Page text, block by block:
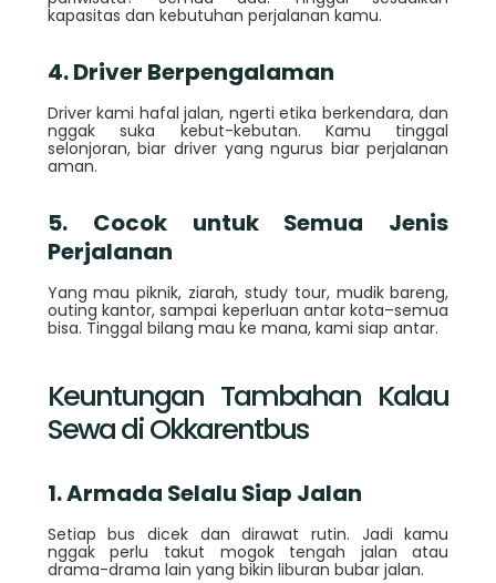
kapasitas dan kebutuhan perjalanan kamu.
4. Driver Berpengalaman
Driver kami hafal jalan, ngerti etika berkendara, dan
nggak suka kebut-kebutan. Kamu tinggal
selonjoran, biar driver yang ngurus biar perjalanan
aman.
5. Cocok untuk Semua Jenis
Perjalanan
Yang mau piknik, ziarah, study tour, mudik bareng,
outing kantor, sampai keperluan antar kota–semua
bisa. Tinggal bilang mau ke mana, kami siap antar.
Keuntungan Tambahan Kalau
Sewa di Okkarentbus
1. Armada Selalu Siap Jalan
Setiap bus dicek dan dirawat rutin. Jadi kamu
nggak perlu takut mogok tengah jalan atau
drama-drama lain yang bikin liburan bubar jalan.